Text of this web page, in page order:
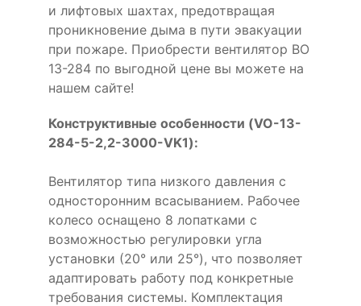
и лифтовых шахтах, предотвращая
проникновение дыма в пути эвакуации
при пожаре. Приобрести вентилятор ВО
13-284 по выгодной цене вы можете на
нашем сайте!
Конструктивные особенности (VO-13-
284-5-2,2-3000-VK1):
Вентилятор типа низкого давления с
односторонним всасыванием. Рабочее
колесо оснащено 8 лопатками с
возможностью регулировки угла
установки (20° или 25°), что позволяет
адаптировать работу под конкретные
требования системы. Комплектация